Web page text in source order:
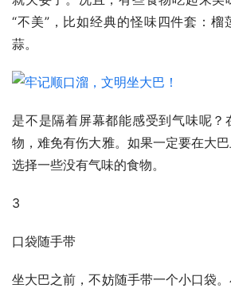
“不美”，比如经典的怪味四件套：榴
蒜。
是不是隔着屏幕都能感受到气味呢？
物，难免有伤大雅。如果一定要在大
选择一些没有气味的食物。
3
口袋随手带
坐大巴之前，不妨随手带一个小口袋